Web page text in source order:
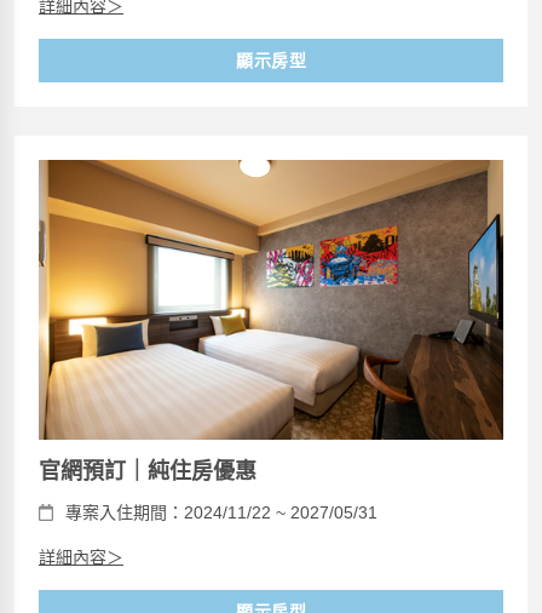
詳細內容＞
顯示房型
官網預訂｜純住房優惠
專案入住期間：2024/11/22 ~ 2027/05/31
詳細內容＞